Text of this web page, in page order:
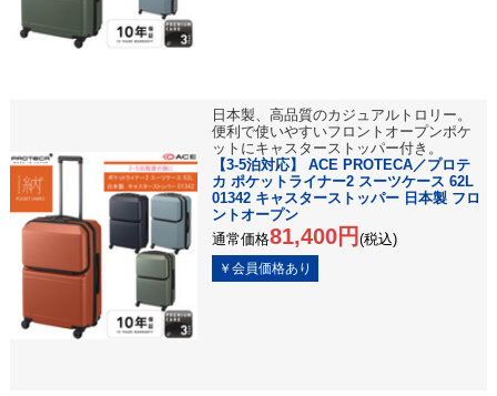
日本製、高品質のカジュアルトロリー。
便利で使いやすいフロントオープンポケ
ットにキャスターストッパー付き。
【3-5泊対応】 ACE PROTECA／プロテ
カ ポケットライナー2 スーツケース 62L
01342 キャスターストッパー 日本製 フロ
ントオープン
通常価格81,400円 (税込)